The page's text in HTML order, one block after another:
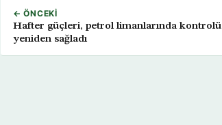
← ÖNCEKI
Hafter güçleri, petrol limanlarında kontrolü
yeniden sağladı